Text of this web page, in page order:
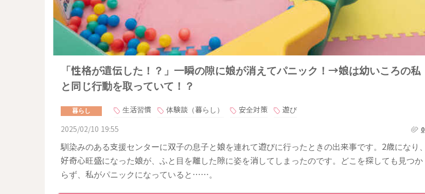
「性格が遺伝した！？」一瞬の隙に娘が消えてパニック！→娘は幼いころの私
と同じ行動を取っていて！？
暮らし 生活習慣 体験談（暮らし） 安全対策 遊び
2025/02/10 19:55 0
馴染みのある支援センターに双子の息子と娘を連れて遊びに行ったときの出来事です。2歳になり、
好奇心旺盛になった娘が、ふと目を離した隙に姿を消してしまったのです。どこを探しても見つか
らず、私がパニックになっていると……。